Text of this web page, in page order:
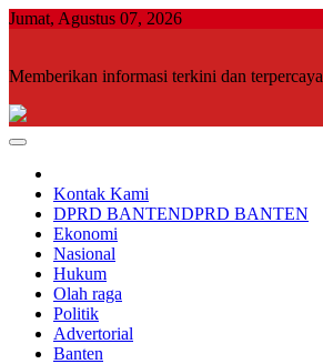
Skip
Jumat, Agustus 07, 2026
Memberikan informasi terkini dan terpercaya
Kontak Kami
DPRD BANTENDPRD BANTEN
Ekonomi
Nasional
Hukum
Olah raga
Politik
Advertorial
Banten